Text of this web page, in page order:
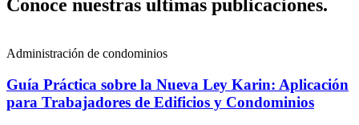
Conoce nuestras ultimas publicaciones.
Administración de condominios
Guía Práctica sobre la Nueva Ley Karin: Aplicación
para Trabajadores de Edificios y Condominios